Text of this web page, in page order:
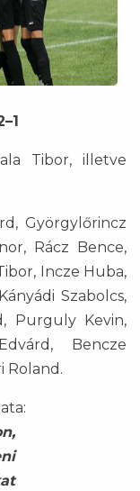
Tibor, illetve
Györgylőrincz
Rácz Bence,
Incze Huba,
Szabolcs,
Purguly Kevin,
Bencze
Roland.